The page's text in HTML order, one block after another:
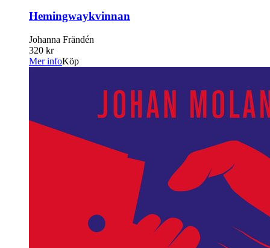
Hemingwaykvinnan
Johanna Frändén
320 kr
Mer infoKöp